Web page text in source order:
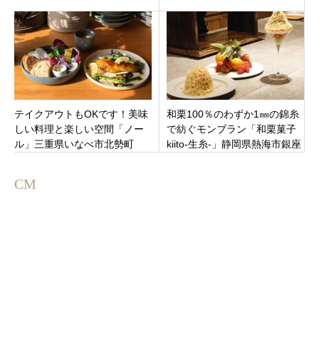
宝物ごはん
テイクアウトもOKです！美味
しい料理と楽しい空間「ノー
ル」三重県いなべ市北勢町
和栗100％のわずか1㎜の錦糸
で紡ぐモンブラン「和栗菓子
kiito-生糸-」静岡県熱海市銀座
CM